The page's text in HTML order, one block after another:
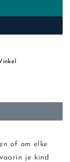
of om elke
je kind